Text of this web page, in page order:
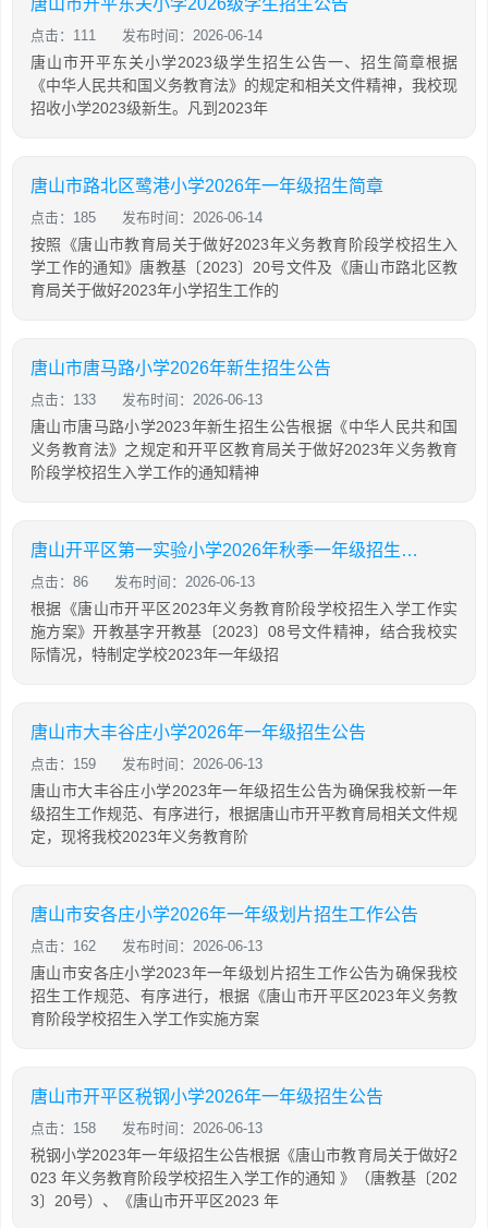
唐山市开平东关小学2026级学生招生公告
点击：111 发布时间：2026-06-14
唐山市开平东关小学2023级学生招生公告一、招生简章根据
《中华人民共和国义务教育法》的规定和相关文件精神，我校现
招收小学2023级新生。凡到2023年
唐山市路北区鹭港小学2026年一年级招生简章
点击：185 发布时间：2026-06-14
按照《唐山市教育局关于做好2023年义务教育阶段学校招生入
学工作的通知》唐教基〔2023〕20号文件及《唐山市路北区教
育局关于做好2023年小学招生工作的
唐山市唐马路小学2026年新生招生公告
点击：133 发布时间：2026-06-13
唐山市唐马路小学2023年新生招生公告根据《中华人民共和国
义务教育法》之规定和开平区教育局关于做好2023年义务教育
阶段学校招生入学工作的通知精神
唐山开平区第一实验小学2026年秋季一年级招生工作公告
点击：86 发布时间：2026-06-13
根据《唐山市开平区2023年义务教育阶段学校招生入学工作实
施方案》开教基字开教基〔2023〕08号文件精神，结合我校实
际情况，特制定学校2023年一年级招
唐山市大丰谷庄小学2026年一年级招生公告
点击：159 发布时间：2026-06-13
唐山市大丰谷庄小学2023年一年级招生公告为确保我校新一年
级招生工作规范、有序进行，根据唐山市开平教育局相关文件规
定，现将我校2023年义务教育阶
唐山市安各庄小学2026年一年级划片招生工作公告
点击：162 发布时间：2026-06-13
唐山市安各庄小学2023年一年级划片招生工作公告为确保我校
招生工作规范、有序进行，根据《唐山市开平区2023年义务教
育阶段学校招生入学工作实施方案
唐山市开平区税钢小学2026年一年级招生公告
点击：158 发布时间：2026-06-13
税钢小学2023年一年级招生公告根据《唐山市教育局关于做好2
023 年义务教育阶段学校招生入学工作的通知 》（唐教基〔202
3〕20号）、《唐山市开平区2023 年